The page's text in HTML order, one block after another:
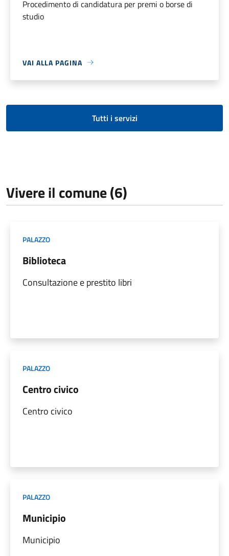
Procedimento di candidatura per premi o borse di
studio
VAI ALLA PAGINA
Tutti i servizi
Vivere il comune (6)
PALAZZO
Biblioteca
Consultazione e prestito libri
PALAZZO
Centro civico
Centro civico
PALAZZO
Municipio
Municipio